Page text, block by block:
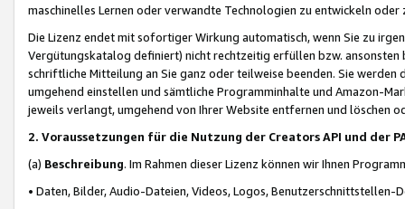
maschinelles Lernen oder verwandte Technologien zu entwickeln
Die Lizenz endet mit sofortiger Wirkung automatisch, wenn Sie zu
Vergütungskatalog definiert) nicht rechtzeitig erfüllen bzw. ansonsten
schriftliche Mitteilung an Sie ganz oder teilweise beenden. Sie werden
umgehend einstellen und sämtliche Programminhalte und Amazon-
jeweils verlangt, umgehend von Ihrer Website entfernen und löschen
2. Voraussetzungen für die Nutzung der Creators API und der
(a) Beschreibung. Im Rahmen dieser Lizenz können wir Ihnen
• Daten, Bilder, Audio-Dateien, Videos, Logos, Benutzerschnittstellen-